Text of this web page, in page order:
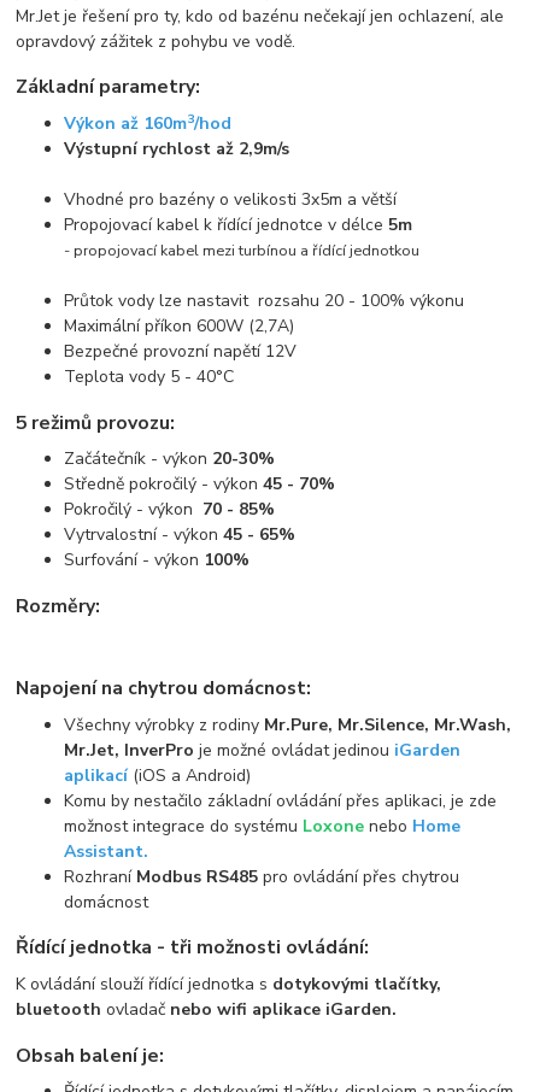
Mr.Jet je řešení pro ty, kdo od bazénu nečekají jen ochlazení, ale
opravdový zážitek z pohybu ve vodě.
Základní parametry:
Výkon až 160m3/hod
Výstupní rychlost až 2,9m/s
Vhodné pro bazény o velikosti 3x5m a větší
Propojovací kabel k řídící jednotce v délce 5m
- propojovací kabel mezi turbínou a řídící jednotkou
Průtok vody lze nastavit rozsahu 20 - 100% výkonu
Maximální příkon 600W (2,7A)
Bezpečné provozní napětí 12V
Teplota vody 5 - 40°C
5 režimů provozu:
Začátečník - výkon 20-30%
Středně pokročilý - výkon45 - 70%
Pokročilý - výkon 70 - 85%
Vytrvalostní - výkon45 - 65%
Surfování - výkon 100%
Rozměry:
Napojení na chytrou domácnost:
Všechny výrobky z rodiny Mr.Pure, Mr.Silence, Mr.Wash,
Mr.Jet, InverPro je možné ovládat jedinou iGarden
aplikací (iOS a Android)
Komu by nestačilo základní ovládání přes aplikaci, je zde
možnost integrace do systému Loxonenebo Home
Assistant.
Rozhraní Modbus RS485 pro ovládání přes chytrou
domácnost
Řídící jednotka - tři možnosti ovládání:
K ovládání slouží řídící jednotka s dotykovými tlačítky,
bluetoothovladač nebo wifi aplikace iGarden.
Obsah balení je: